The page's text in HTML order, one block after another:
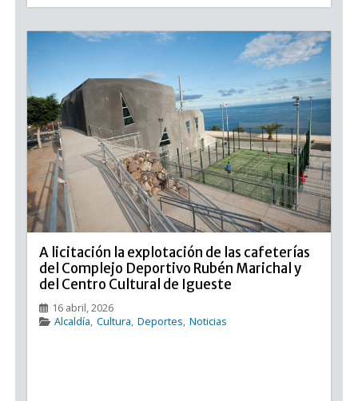
A licitación la explotación de las cafeterías
del Complejo Deportivo Rubén Marichal y
del Centro Cultural de Igueste
16 abril, 2026
Alcaldía, Cultura, Deportes, Noticias